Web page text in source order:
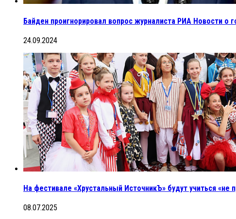
Байден проигнорировал вопрос журналиста РИА Новости
24.09.2024
На фестивале «Хрустальный ИсточникЪ» будут учиться «не
08.07.2025